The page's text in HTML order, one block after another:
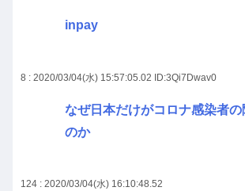
inpay
8 : 2020/03/04(水) 15:57:05.02 ID:3Qi7Dwav0
なぜ日本だけがコロナ感染者
のか
124 : 2020/03/04(水) 16:10:48.52